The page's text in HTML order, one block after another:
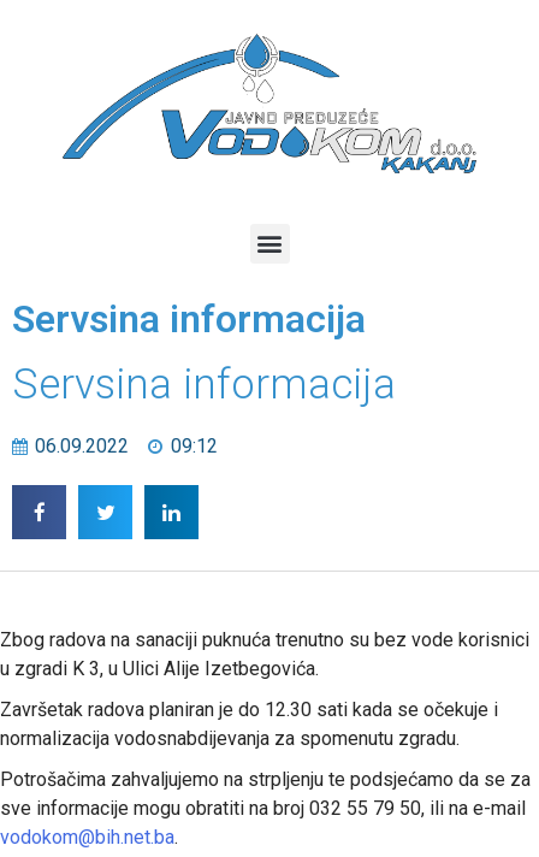
Servsina informacija
Servsina informacija
06.09.2022 09:12
Zbog radova na sanaciji puknuća trenutno su bez vode korisnici
u zgradi K 3, u Ulici Alije Izetbegovića.
Završetak radova planiran je do 12.30 sati kada se očekuje i
normalizacija vodosnabdijevanja za spomenutu zgradu.
Potrošačima zahvaljujemo na strpljenju te podsjećamo da se za
sve informacije mogu obratiti na broj 032 55 79 50, ili na e-mail
vodokom@bih.net.ba.